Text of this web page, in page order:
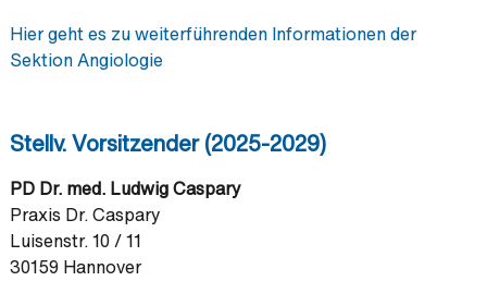
Hier geht es zu weiterführenden Informationen der
Sektion Angiologie
Stellv. Vorsitzender (2025-2029)
PD Dr. med. Ludwig Caspary
Praxis Dr. Caspary
Luisenstr. 10 / 11
30159 Hannover